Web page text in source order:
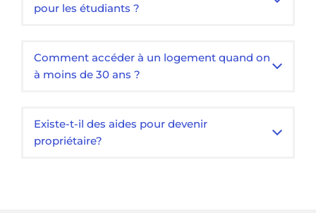
pour les étudiants ?
Comment accéder à un logement quand on
à moins de 30 ans ?
Existe-t-il des aides pour devenir
propriétaire?